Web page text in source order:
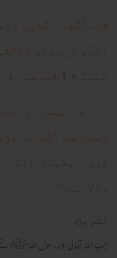
﴿
يـأَيُّهَا الَّذينَ
اللَّهِ وَرَسولِهِ
عَليمٌ ﴿ ١ ﴾... سورة
’’ اے ایمان
رسول سے آگے نہ
کرو۔ یقیناً اللہ
والا ہے۔‘‘
تشريح
جب اللہ تعالیٰ اور رسول اللہﷺ